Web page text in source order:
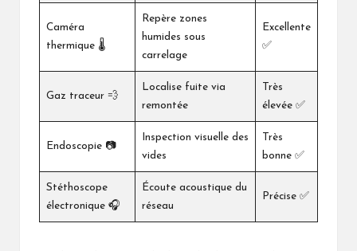
Caméra
thermique 🌡️
Repère zones
humides sous
carrelage
Excellente
✅
Gaz traceur 💨
Localise fuite via
remontée
Très
élevée ✅
Endoscopie 📷
Inspection visuelle des
vides
Très
bonne ✅
Stéthoscope
électronique 🎧
Écoute acoustique du
réseau
Précise ✅